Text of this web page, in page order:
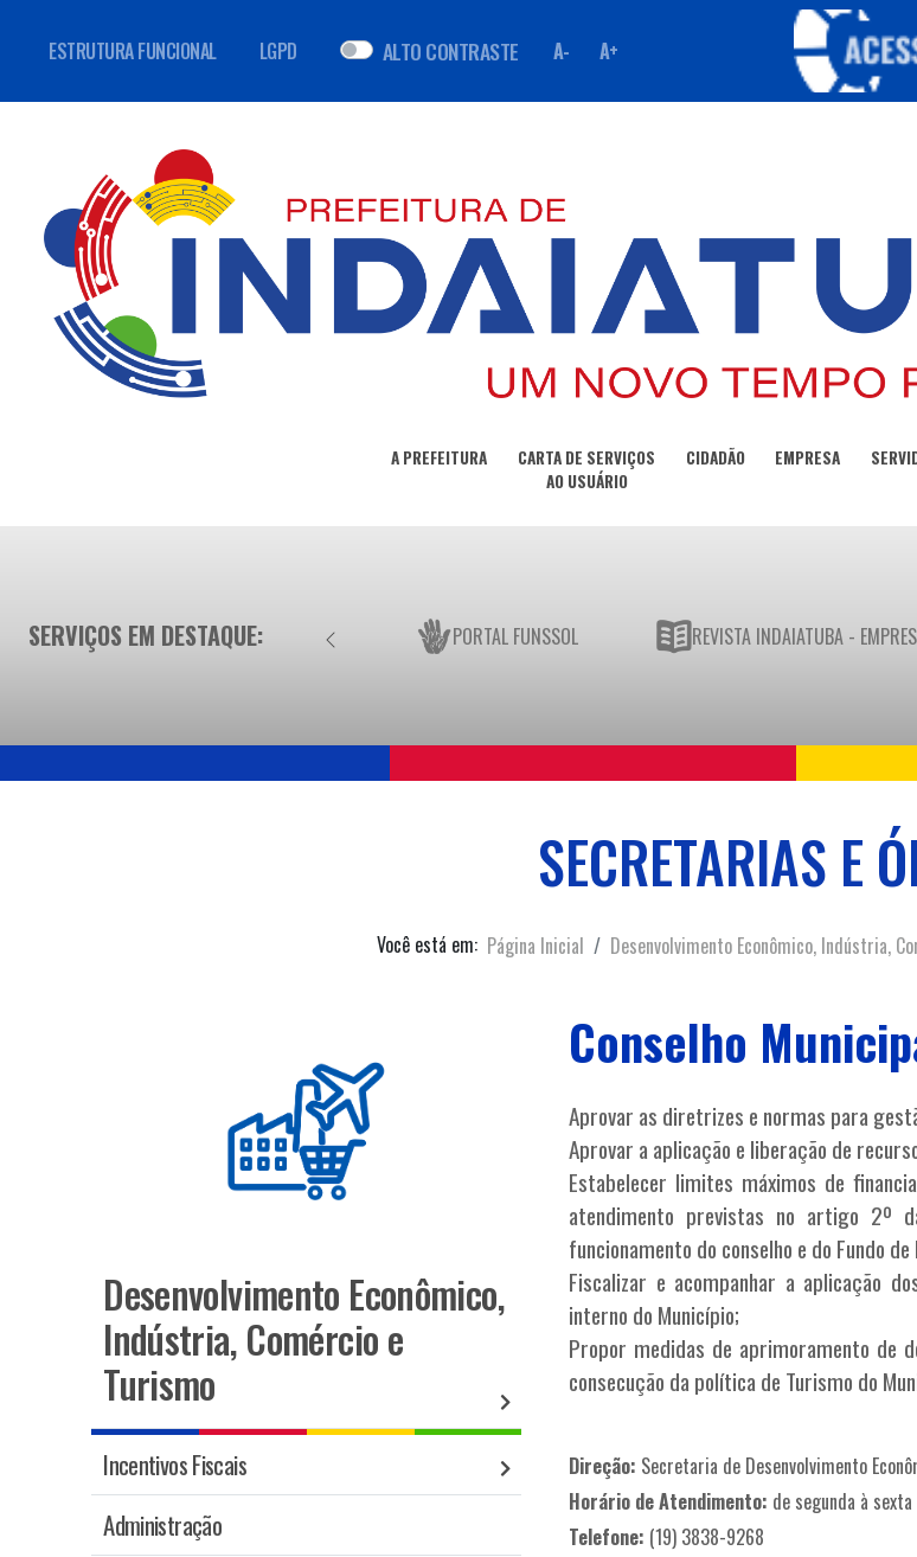
ESTRUTURA FUNCIONAL LGPD ALTO CONTRASTE A- A+
A PREFEITURA
CARTA DE SERVIÇOS
AO USUÁRIO
CIDADÃO EMPRESA
SERVIÇOS EM DESTAQUE: PORTAL FUNSSOL REVISTA INDAIATUBA -
SECRETARIAS E
Você está em: Página Inicial Desenvolvimento Econômico, Indústria,
Desenvolvimento Econômico,
Indústria, Comércio e
Turismo
Incentivos Fiscais
Administração
Conselho
Aprovar as diretrizes e normas para
Aprovar a aplicação e liberação de
Estabelecer limites máximos de
atendimento previstas no artigo 2º
funcionamento do conselho e do Fundo
Fiscalizar e acompanhar a aplicação
interno do Município;
Propor medidas de aprimoramento de
consecução da política de Turismo do
Direção: Secretaria de Desenvolvimento
Horário de Atendimento: de segunda à
Telefone: (19) 3838-9268